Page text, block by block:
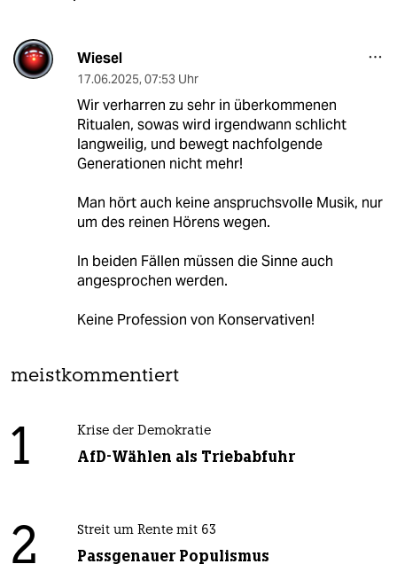
Wiesel
17.06.2025, 07:53 Uhr
Wir verharren zu sehr in überkommenen
Ritualen, sowas wird irgendwann schlicht
langweilig, und bewegt nachfolgende
Generationen nicht mehr!
Man hört auch keine anspruchsvolle Musik, nur
um des reinen Hörens wegen.
In beiden Fällen müssen die Sinne auch
angesprochen werden.
Keine Profession von Konservativen!
meistkommentiert
1 Krise der Demokratie
AfD-Wählen als Triebabfuhr
2 Streit um Rente mit 63
Passgenauer Populismus